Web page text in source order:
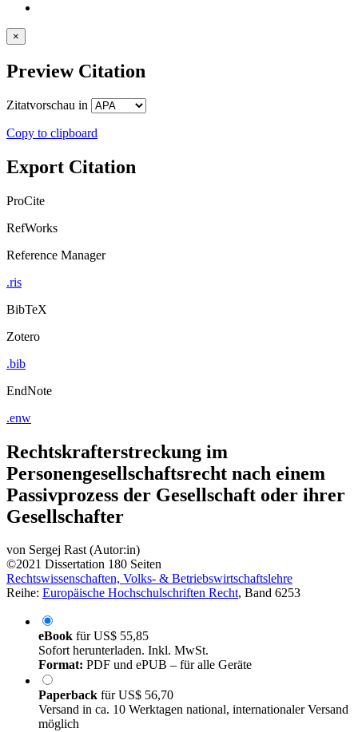
×
Preview Citation
Zitatvorschau in
Copy to clipboard
Export Citation
ProCite
RefWorks
Reference Manager
.ris
BibTeX
Zotero
.bib
EndNote
.enw
Rechtskrafterstreckung im
Personengesellschaftsrecht nach einem
Passivprozess der Gesellschaft oder ihrer
Gesellschafter
von Sergej Rast (Autor:in)
©2021 Dissertation 180 Seiten
Rechtswissenschaften, Volks- & Betriebswirtschaftslehre
Reihe: Europäische Hochschulschriften Recht, Band 6253
eBook fürUS$ 55,85
Sofort herunterladen. Inkl. MwSt.
Format: PDF und ePUB – für alle Geräte
Paperback fürUS$ 56,70
Versand in ca. 10 Werktagen national, internationaler Versand
möglich